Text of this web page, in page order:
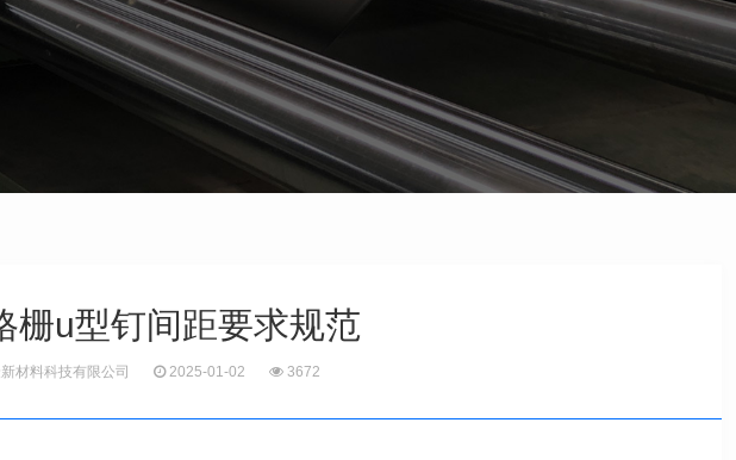
栅u型钉间距要求规范
材料科技有限公司 2025-01-02 3672